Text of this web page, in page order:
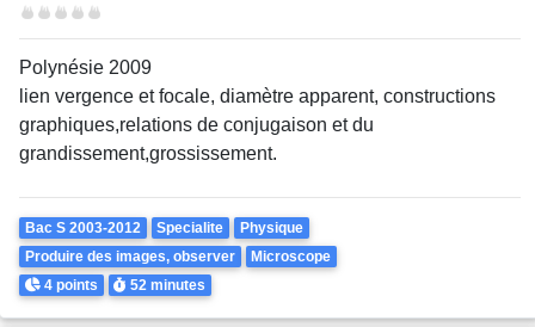
Difficulté
Polynésie 2009
lien vergence et focale, diamètre apparent, constructions
graphiques,relations de conjugaison et du
grandissement,grossissement.
Theme
Bac S 2003-2012 Specialite
Physique
Produire des images, observer
Microscope
Points
4 points Durée
52 minutes